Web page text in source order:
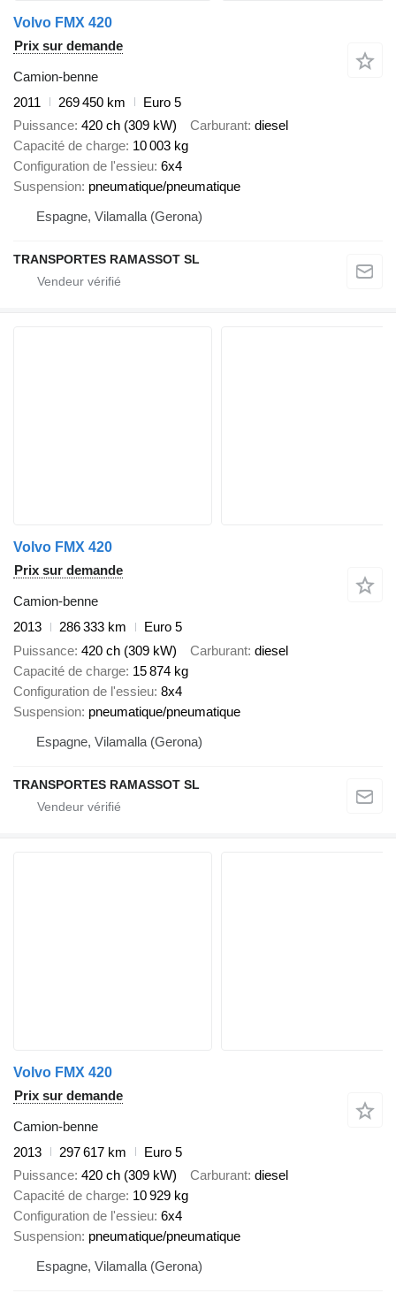
Volvo FMX 420
Prix sur demande
Camion-benne
2011
269 450 km
Euro 5
Puissance 420 ch (309 kW) Carburant diesel
Capacité de charge 10 003 kg
Configuration de l'essieu 6x4
Suspension pneumatique/pneumatique
Espagne, Vilamalla (Gerona)
TRANSPORTES RAMASSOT SL
Volvo FMX 420
Prix sur demande
Camion-benne
2013
286 333 km
Euro 5
Puissance 420 ch (309 kW) Carburant diesel
Capacité de charge 15 874 kg
Configuration de l'essieu 8x4
Suspension pneumatique/pneumatique
Espagne, Vilamalla (Gerona)
TRANSPORTES RAMASSOT SL
Volvo FMX 420
Prix sur demande
Camion-benne
2013
297 617 km
Euro 5
Puissance 420 ch (309 kW) Carburant diesel
Capacité de charge 10 929 kg
Configuration de l'essieu 6x4
Suspension pneumatique/pneumatique
Espagne, Vilamalla (Gerona)